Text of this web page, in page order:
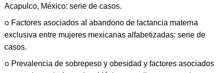
Acapulco, México: serie de casos.
o Factores asociados al abandono de lactancia materna
exclusiva entre mujeres mexicanas alfabetizadas: serie de
casos.
o Prevalencia de sobrepeso y obesidad y factores asociados